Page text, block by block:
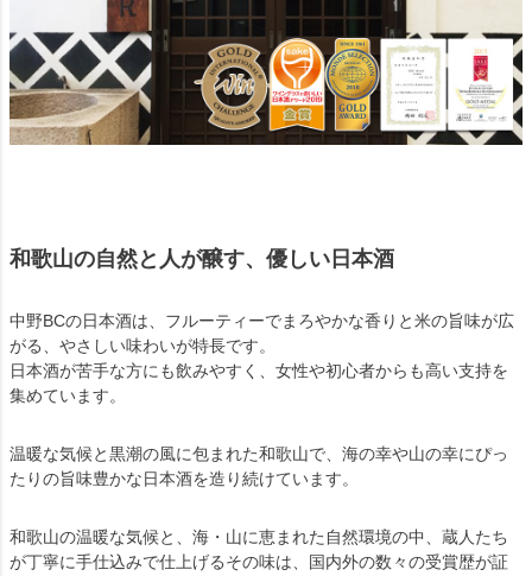
和歌山の自然と人が醸す、優しい日本酒
中野BCの日本酒は、フルーティーでまろやかな香りと米の旨味が広
がる、やさしい味わいが特長です。
日本酒が苦手な方にも飲みやすく、女性や初心者からも高い支持を
集めています。
温暖な気候と黒潮の風に包まれた和歌山で、海の幸や山の幸にぴっ
たりの旨味豊かな日本酒を造り続けています。
和歌山の温暖な気候と、海・山に恵まれた自然環境の中、蔵人たち
が丁寧に手仕込みで仕上げるその味は、国内外の数々の受賞歴が証